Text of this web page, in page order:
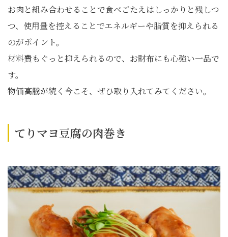
お肉と組み合わせることで食べごたえはしっかりと残しつ
つ、使用量を控えることでエネルギーや脂質を抑えられる
のがポイント。
材料費もぐっと抑えられるので、お財布にも心強い一品で
す。
物価高騰が続く今こそ、ぜひ取り入れてみてください。
てりマヨ豆腐の肉巻き